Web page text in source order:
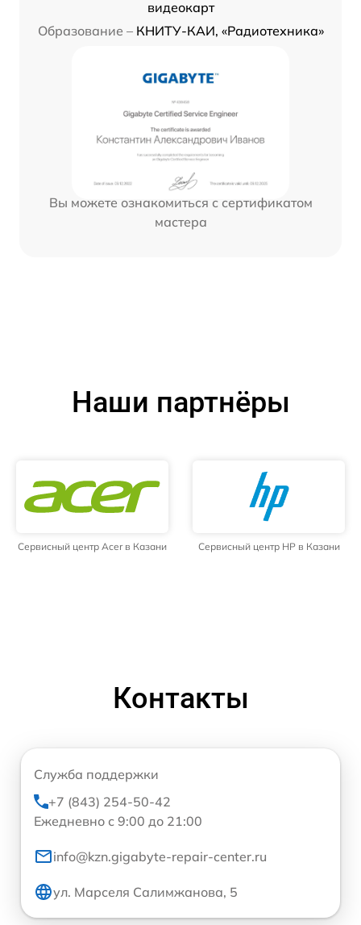
видеокарт
Образование – КНИТУ-КАИ, «Радиотехника»
Вы можете ознакомиться с сертификатом
мастера
Наши партнёры
Сервисный центр Acer в Казани Сервисный центр HP в Казани
Контакты
Служба поддержки
+7 (843) 254-50-42
Ежедневно с 9:00 до 21:00
info@kzn.gigabyte-repair-center.ru
ул. Марселя Салимжанова, 5